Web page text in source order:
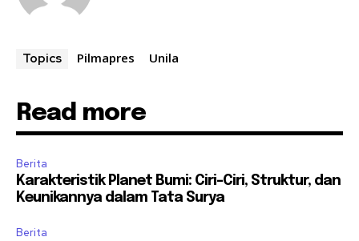
Topics Pilmapres Unila
Read more
Berita
Karakteristik Planet Bumi: Ciri-Ciri, Struktur, dan
Keunikannya dalam Tata Surya
Berita